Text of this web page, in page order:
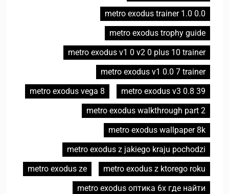
metro exodus trainer 1.0 0.0
metro exodus trophy guide
metro exodus v1 0 v2 0 plus 10 trainer
metro exodus v1 0.0 7 trainer
metro exodus v3 0.8 39
metro exodus vega 8
metro exodus walkthrough part 2
metro exodus wallpaper 8k
metro exodus z jakiego kraju pochodzi
metro exodus z ktorego roku
metro exodus ze
metro exodus оптика 6x где найти